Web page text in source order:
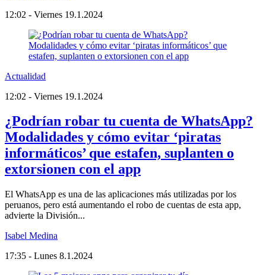
12:02 - Viernes 19.1.2024
Actualidad
12:02 - Viernes 19.1.2024
¿Podrían robar tu cuenta de WhatsApp?
Modalidades y cómo evitar ‘piratas
informáticos’ que estafen, suplanten o
extorsionen con el app
El WhatsApp es una de las aplicaciones más utilizadas por los
peruanos, pero está aumentando el robo de cuentas de esta app,
advierte la División...
Isabel Medina
17:35 - Lunes 8.1.2024